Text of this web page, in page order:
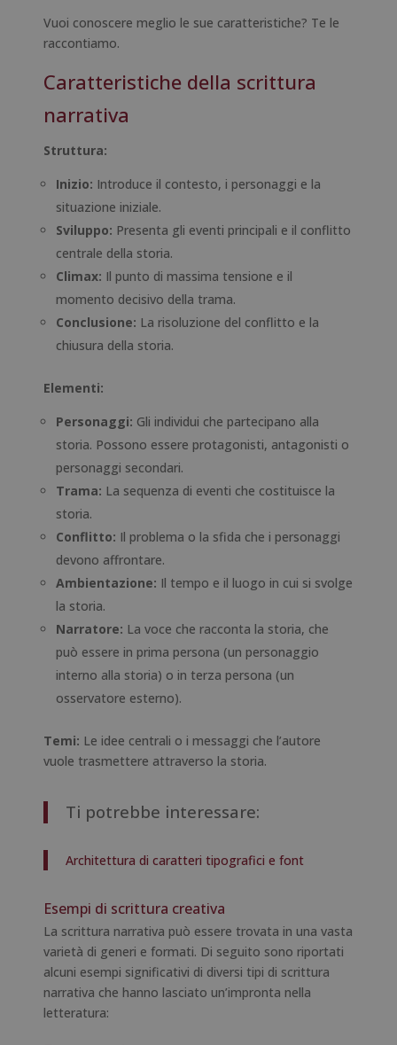
Vuoi conoscere meglio le sue caratteristiche? Te le
raccontiamo.
Caratteristiche della scrittura
narrativa
Struttura:
Inizio: Introduce il contesto, i personaggi e la
situazione iniziale.
Sviluppo: Presenta gli eventi principali e il conflitto
centrale della storia.
Climax: Il punto di massima tensione e il
momento decisivo della trama.
Conclusione: La risoluzione del conflitto e la
chiusura della storia.
Elementi:
Personaggi: Gli individui che partecipano alla
storia. Possono essere protagonisti, antagonisti o
personaggi secondari.
Trama: La sequenza di eventi che costituisce la
storia.
Conflitto: Il problema o la sfida che i personaggi
devono affrontare.
Ambientazione: Il tempo e il luogo in cui si svolge
la storia.
Narratore: La voce che racconta la storia, che
può essere in prima persona (un personaggio
interno alla storia) o in terza persona (un
osservatore esterno).
Temi: Le idee centrali o i messaggi che l’autore
vuole trasmettere attraverso la storia.
Ti potrebbe interessare:
Architettura di caratteri tipografici e font
Esempi di scrittura creativa
La scrittura narrativa può essere trovata in una vasta
varietà di generi e formati. Di seguito sono riportati
alcuni esempi significativi di diversi tipi di scrittura
narrativa che hanno lasciato un’impronta nella
letteratura: